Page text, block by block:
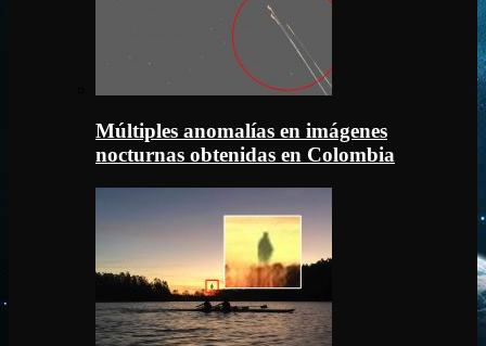
Múltiples anomalías en imágenes
nocturnas obtenidas en Colombia